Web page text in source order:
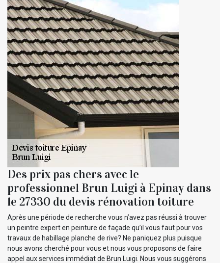
Des prix pas chers avec le
professionnel Brun Luigi à Epinay dans
le 27330 du devis rénovation toiture
Après une période de recherche vous n’avez pas réussi à trouver
un peintre expert en peinture de façade qu’il vous faut pour vos
travaux de habillage planche de rive? Ne paniquez plus puisque
nous avons cherché pour vous et nous vous proposons de faire
appel aux services immédiat de Brun Luigi. Nous vous suggérons